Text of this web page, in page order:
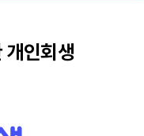
개인회생